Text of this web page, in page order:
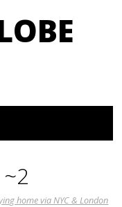
home via NYC & London